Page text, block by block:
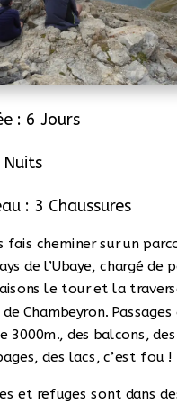
: 6 Jours
: 3 Chaussures
fais cheminer sur un
de l’Ubaye, chargé de
le tour et la
Chambeyron.
3000m., des balcons,
des lacs, c’est fou !
et refuges sont dans